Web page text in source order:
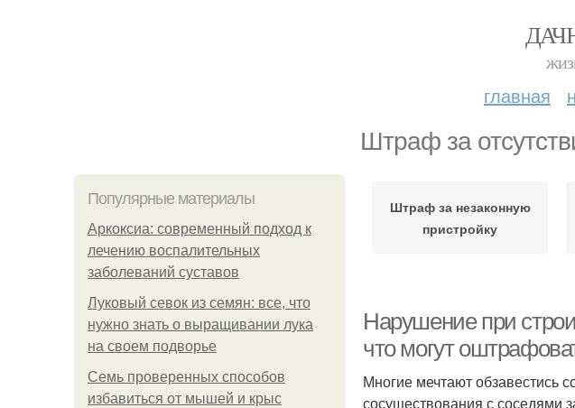
главная
Штраф за
Популярные материалы
Аркоксиа: современный подход к
лечению воспалительных
заболеваний суставов
Луковый севок из семян: все, что
нужно знать о выращивании лука
на своем подворье
Семь проверенных способов
избавиться от мышей и крыс
Штраф за незаконную
пристройку
Нарушение при
что могут
Многие мечтают обзавестись
сосуществования с соседями